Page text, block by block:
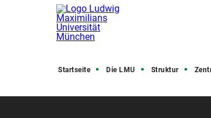
Startseite Die LMU Struktur